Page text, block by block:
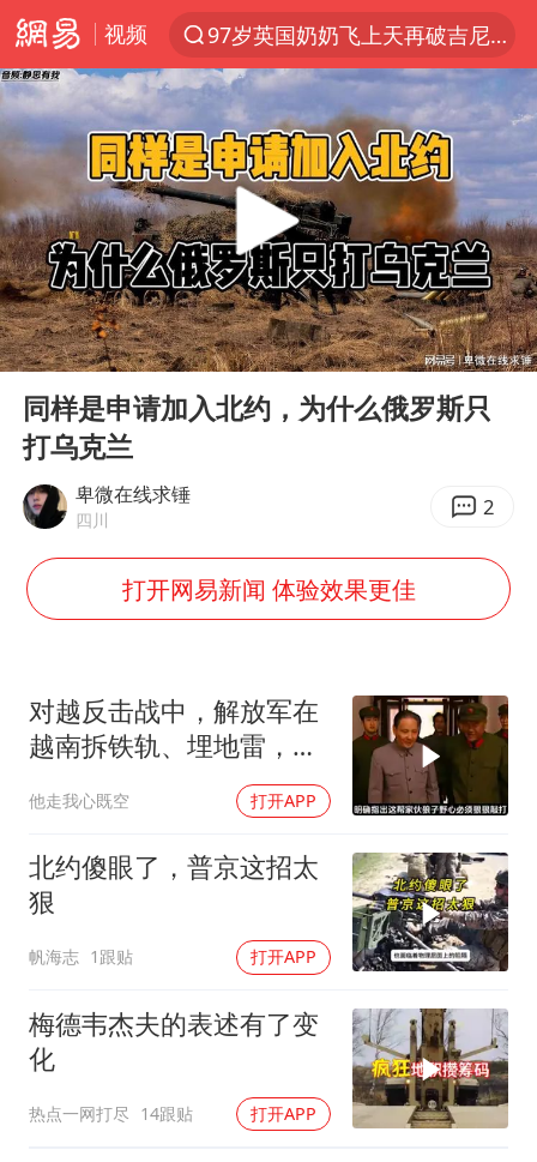
视频
97岁英国奶奶飞上天再破吉尼斯纪录
夜幕落下 运动上场
汪峰阻止14岁女儿买大牌
泸溪河：桃酥吃出金属牙冠视频不实
27岁女子组织卖淫集团被悬赏通缉
立秋的仪式感
泰国校园枪击案死亡人数升至7人
改名后的“青海拉面”店
台军“汉光秀”开场闹剧多
“空调24小时开着更省电”不实
粉笔教育发布“自曝式”公开信
OpenAI为免费用户升级GPT-5.6 Luna
如何把百年大党建设得更加坚强有力？
Play
00:00 10:30
同样是申请加入北约，为什么俄罗斯只
打乌克兰
卑微在线求锤
四川 2
打开网易新闻 体验效果更佳
对越反击战中，解放军在
越南拆铁轨、埋地雷，是
他走我心既空 打开APP
北约傻眼了，普京这招太
狠
帆海志 1跟贴 打开APP
梅德韦杰夫的表述有了变
化
热点一网打尽 14跟贴 打开APP